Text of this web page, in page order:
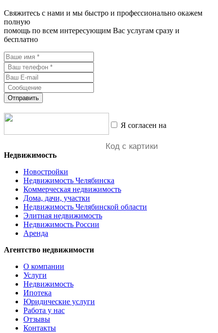
Свяжитесь с нами и мы быстро и профессионально окажем
полную
помощь по всем интересующим Вас услугам сразу и
бесплатно
Отправить
Я согласен на
Недвижимость
Новостройки
Недвижимость Челябинска
Коммерческая недвижимость
Дома, дачи, участки
Недвижимость Челябинской области
Элитная недвижимость
Недвижимость России
Аренда
Агентство недвижимости
О компании
Услуги
Недвижимость
Ипотека
Юридические услуги
Работа у нас
Отзывы
Контакты